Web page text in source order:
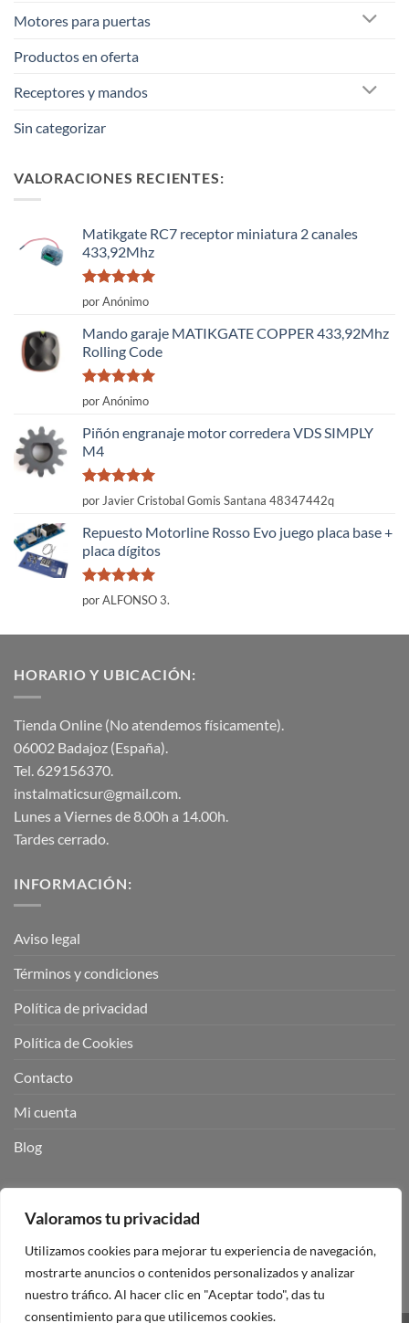
Valoramos tu privacidad
Utilizamos cookies para mejorar tu experiencia de navegación,
mostrarte anuncios o contenidos personalizados y analizar
nuestro tráfico. Al hacer clic en "Aceptar todo", das tu
consentimiento para que utilicemos cookies.
Motores para puertas
Productos en oferta
Receptores y mandos
Sin categorizar
VALORACIONES RECIENTES:
Matikgate RC7 receptor miniatura 2 canales
433,92Mhz
Valorado
con
por Anónimo
Mando garaje MATIKGATE COPPER 433,92Mhz
Rolling Code
Valorado
con
por Anónimo
Piñón engranaje motor corredera VDS SIMPLY
M4
Valorado
con
por Javier Cristobal Gomis Santana 48347442q
Repuesto Motorline Rosso Evo juego placa base +
placa dígitos
Valorado
con
por ALFONSO 3.
HORARIO Y UBICACIÓN:
Tienda Online (No atendemos físicamente).
06002 Badajoz (España).
Tel. 629156370.
instalmaticsur@gmail.com.
Lunes a Viernes de 8.00h a 14.00h.
Tardes cerrado.
INFORMACIÓN:
Aviso legal
Términos y condiciones
Política de privacidad
Política de Cookies
Contacto
Mi cuenta
Blog